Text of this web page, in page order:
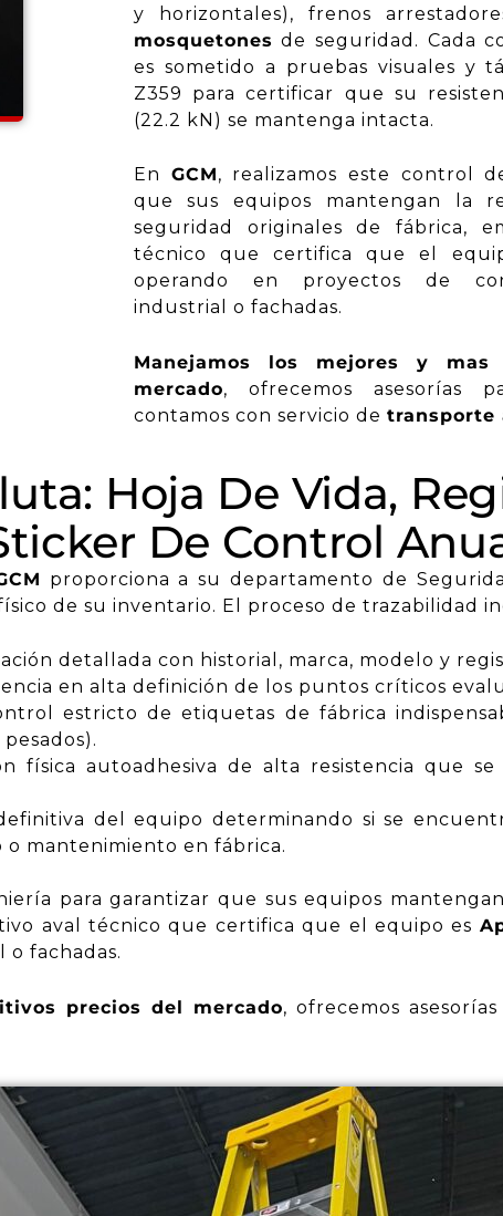
y horizontales), frenos
mosquetones de seguridad. Cada
es sometido a pruebas visuales y
Z359 para certificar que su
(22.2 kN) se mantenga intacta.
En GCM, realizamos este control
que sus equipos mantengan la
seguridad originales de fábrica,
técnico que certifica que el
operando en proyectos de
industrial o fachadas.
Manejamos los mejores y mas
mercado, ofrecemos asesorías
contamos con servicio de transporte
Hoja De Vida,
De Control
proporciona a su departamento de
de su inventario. El proceso de trazabilidad
detallada con historial, marca, modelo y
en alta definición de los puntos críticos
estricto de etiquetas de fábrica
física autoadhesiva de alta resistencia que
del equipo determinando si se
mantenimiento en fábrica.
para garantizar que sus equipos
aval técnico que certifica que el equipo es
fachadas.
precios del mercado, ofrecemos